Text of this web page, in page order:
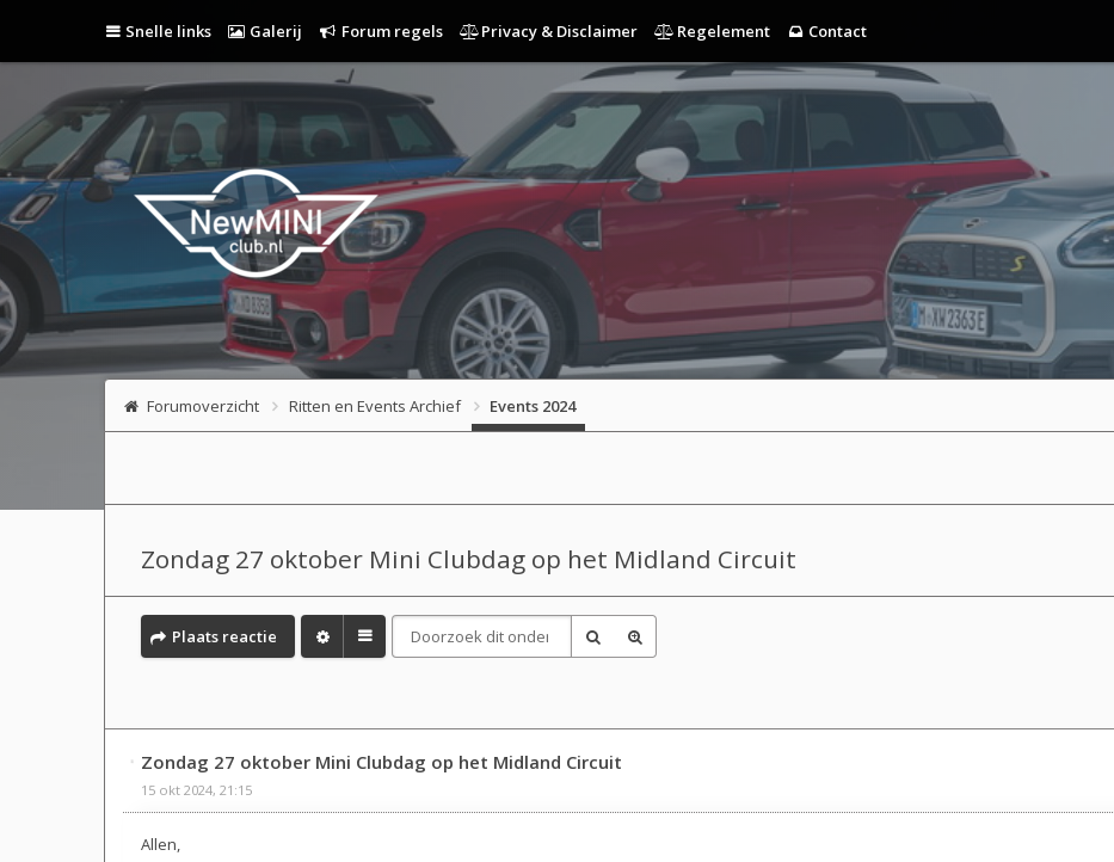
Snelle links Galerij Forum regels Privacy & Disclaimer Regelement Contact
Forumoverzicht Ritten en Events Archief Events 2024
Zondag 27 oktober Mini Clubdag op het Midland Circuit
Plaats reactie
Zondag 27 oktober Mini Clubdag op het Midland Circuit
15 okt 2024, 21:15
Allen,